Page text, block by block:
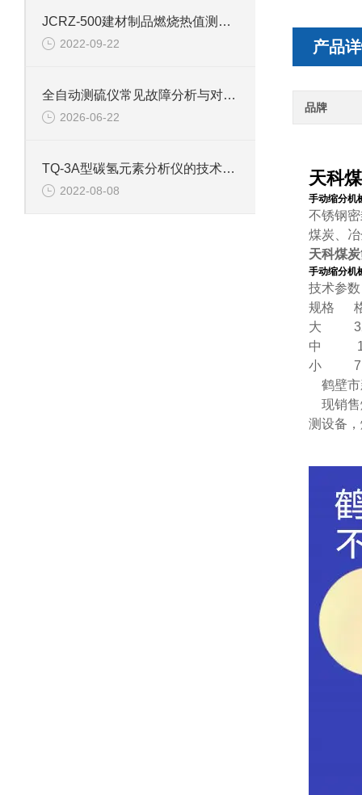
产品
品牌
天科
手动缩分机
不锈钢
煤炭、
天科煤
手动缩分机
技术参数
规格 格
大
中
小
鹤壁市
现销售
测设备
JCRZ-500建材制品燃烧热值测定仪产品介绍
2022-09-22
全自动测硫仪常见故障分析与对应解决策略分享
2026-06-22
TQ-3A型碳氢元素分析仪的技术参数
2022-08-08